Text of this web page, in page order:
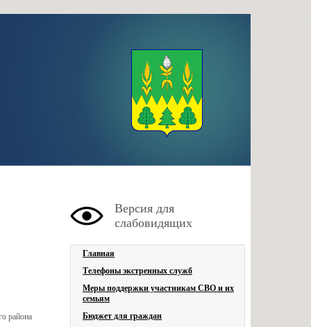
района
Версия для
слабовидящих
Главная
Телефоны экстренных служб
Меры поддержки участникам СВО и их
семьям
Бюджет для граждан